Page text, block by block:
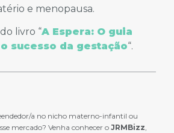
e menopausa.
livro “A Espera: O guia
sucesso da gestação“.
a no nicho materno-infantil ou
mercado? Venha conhecer o JRMBizz